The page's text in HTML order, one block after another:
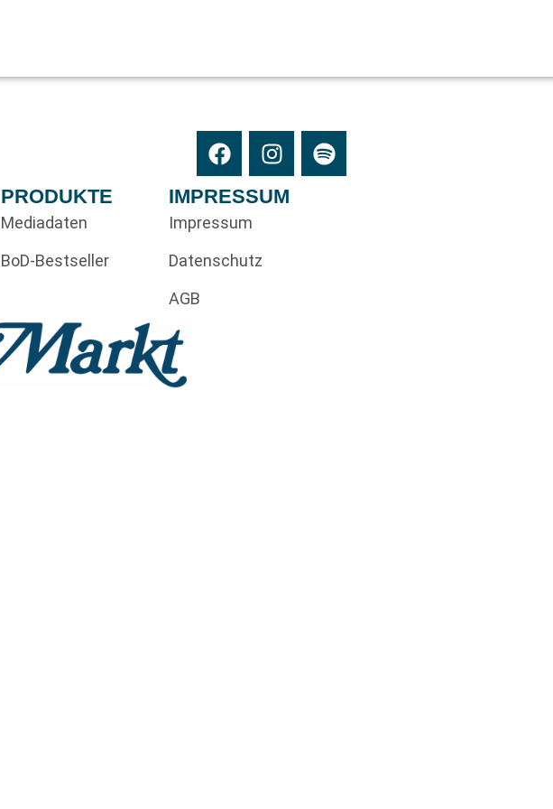
PRODUKTE
Mediadaten
BoD-Bestseller
IMPRESSUM
Impressum
Datenschutz
AGB